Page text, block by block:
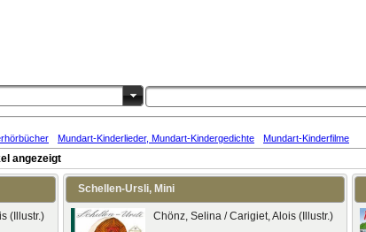
Mundart-Kinderlieder, Mundart-Kindergedichte Mundart-Kinderfilme
angezeigt
(Illustr.)
Schellen-Ursli, Mini
Chönz, Selina / Carigiet, Alois (Illustr.)